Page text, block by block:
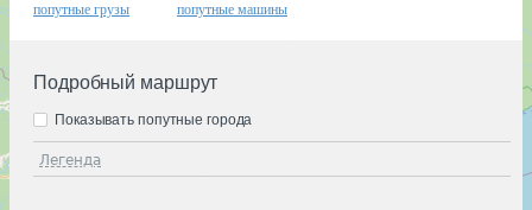
попутные грузы попутные машины
Подробный маршрут
Легенда
Показывать попутные города